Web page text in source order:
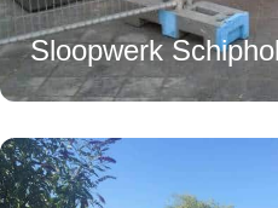
Sloopwerk